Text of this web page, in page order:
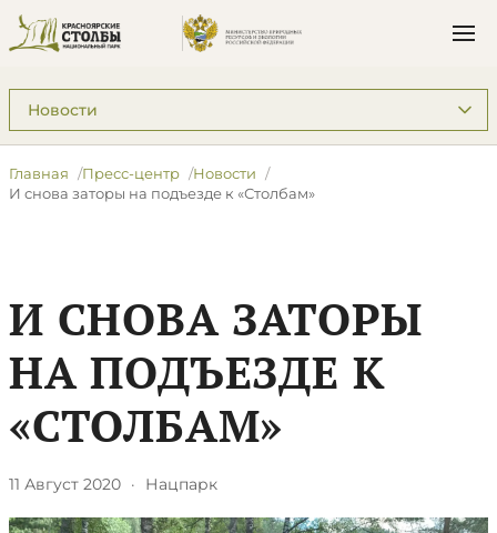
Подразделы: Пресс-центр
Главная Пресс-центр
Новости
И снова заторы на подъезде к «Столбам»
И СНОВА ЗАТОРЫ
НА ПОДЪЕЗДЕ К
«СТОЛБАМ»
11 Август 2020 · Нацпарк